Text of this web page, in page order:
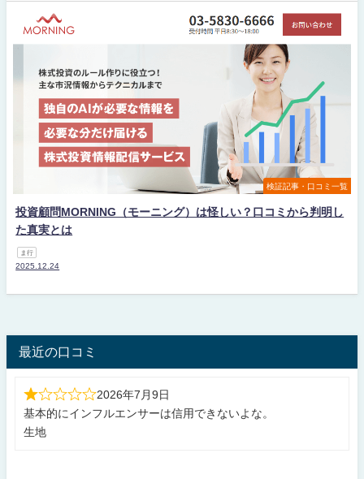
検証記事・口コミ一覧
投資顧問MORNING（モーニング）は怪しい？口コミから判明し
た真実とは
ま行
2025.12.24
最近の口コミ
2026年7月9日
基本的にインフルエンサーは信用できないよな。
生地